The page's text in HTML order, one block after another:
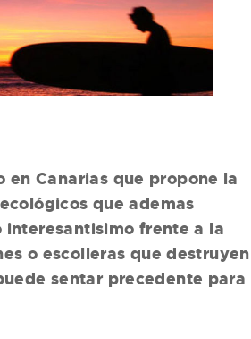
FAMILY
Canarias que propone la
que ademas
frente a la
o escolleras que destruyen
sentar precedente para